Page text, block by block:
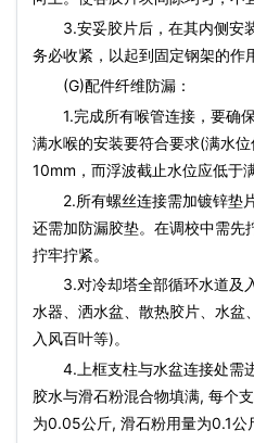
3.安妥胶片后，在其内侧安
务必收紧，以起到固定钢架的作
(G)配件纤维防漏：
1.完成所有喉管连接，要确保
满水喉的安装要符合要求(满水
10mm，而浮波截止水位应低于
2.所有螺丝连接需加镀锌垫
还需加防漏胶垫。在调校中需先
拧牢拧紧。
3.对冷却塔全部循环水道及
水器、洒水盆、散热胶片、水盆
入风百叶等)。
4.上框支柱与水盆连接处需
胶水与滑石粉混合物填满, 每个
为0.05公斤, 滑石粉用量为0.1公